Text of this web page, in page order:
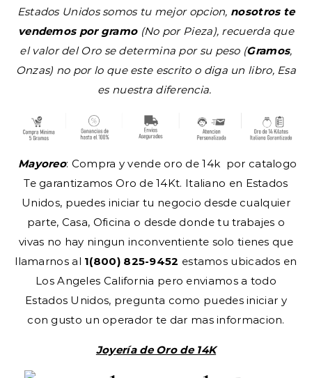
Estados Unidos somos tu mejor opcion, nosotros te
vendemos por gramo(No por Pieza), recuerda que
el valor del Oro se determina por su peso (Gramos,
Onzas) no por lo que este escrito o diga un libro, Esa
es nuestra diferencia.
Mayoreo: Compra y vende oro de 14k por catalogo
Te garantizamos Oro de 14Kt. Italiano en Estados
Unidos, puedes iniciar tu negocio desde cualquier
parte, Casa, Oficina o desde donde tu trabajes o
vivas no hay ningun inconventiente solo tienes que
llamarnos al 1(800) 825-9452 estamos ubicados en
Los Angeles California pero enviamos a todo
Estados Unidos, pregunta como puedes iniciar y
con gusto un operador te dar mas informacion.
Joyería de Oro de 14K